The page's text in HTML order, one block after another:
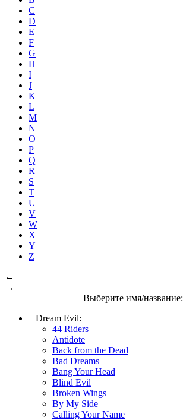
C
D
E
F
G
H
I
J
K
L
M
N
O
P
Q
R
S
T
U
V
W
X
Y
Z
←
→
Выберите имя/название:
Dream Evil:
44 Riders
Antidote
Back from the Dead
Bad Dreams
Bang Your Head
Blind Evil
Broken Wings
By My Side
Calling Your Name